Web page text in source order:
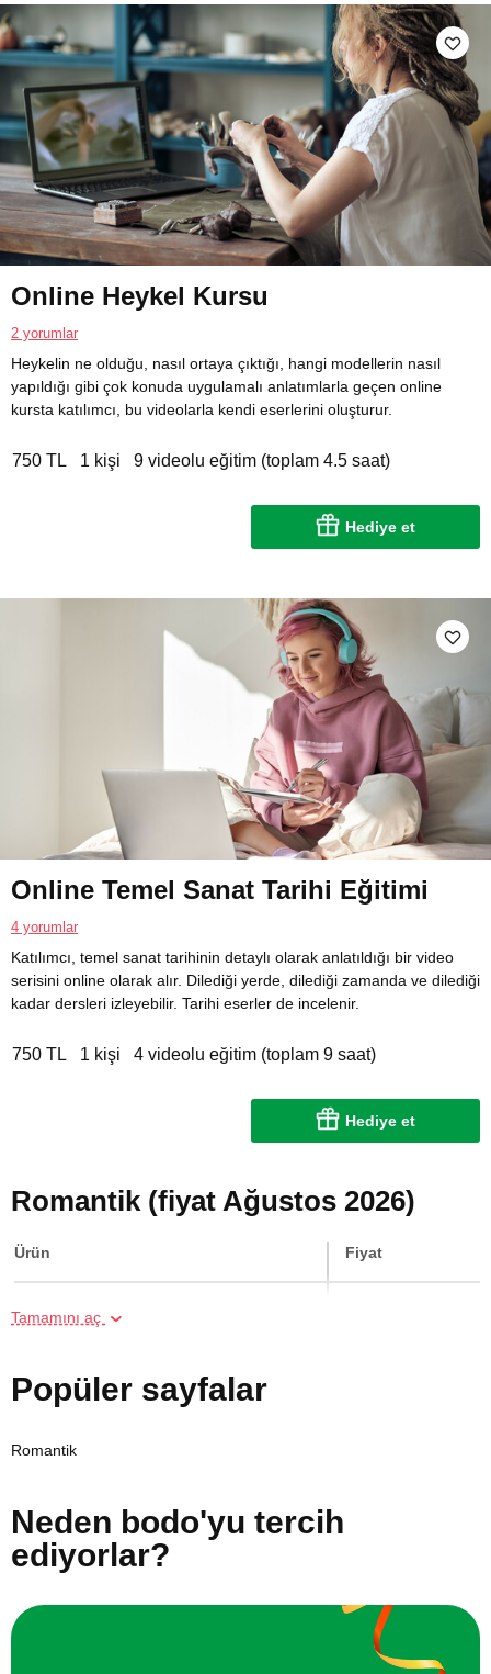
Online Heykel Kursu
2 yorumlar
Heykelin ne olduğu, nasıl ortaya çıktığı, hangi modellerin nasıl
yapıldığı gibi çok konuda uygulamalı anlatımlarla geçen online
kursta katılımcı, bu videolarla kendi eserlerini oluşturur.
750 TL 1 kişi 9 videolu eğitim (toplam 4.5 saat)
Hediye et
Online Temel Sanat Tarihi Eğitimi
4 yorumlar
Katılımcı, temel sanat tarihinin detaylı olarak anlatıldığı bir video
serisini online olarak alır. Dilediği yerde, dilediği zamanda ve dilediği
kadar dersleri izleyebilir. Tarihi eserler de incelenir.
750 TL 1 kişi 4 videolu eğitim (toplam 9 saat)
Hediye et
Romantik (fiyat Ağustos 2026)
Ürün Fiyat
Online Resim Kursu
Online Heykel Kursu
Online Temel Sanat Tarihi Eğitimi 750 TL
Tamamını aç
Popüler sayfalar
Romantik
Neden bodo'yu tercih
ediyorlar?